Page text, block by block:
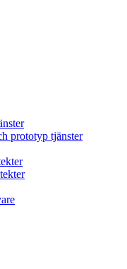
prototyp tjänster